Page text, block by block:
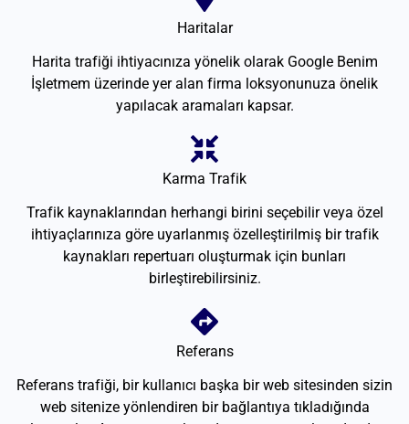
Haritalar
Harita trafiği ihtiyacınıza yönelik olarak Google Benim
İşletmem üzerinde yer alan firma loksyonunuza önelik
yapılacak aramaları kapsar.
Karma Trafik
Trafik kaynaklarından herhangi birini seçebilir veya özel
ihtiyaçlarınıza göre uyarlanmış özelleştirilmiş bir trafik
kaynakları repertuarı oluşturmak için bunları
birleştirebilirsiniz.
Referans
Referans trafiği, bir kullanıcı başka bir web sitesinden sizin
web sitenize yönlendiren bir bağlantıya tıkladığında